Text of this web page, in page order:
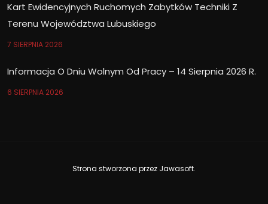
Kart Ewidencyjnych Ruchomych Zabytków Techniki Z
Terenu Województwa Lubuskiego
7 SIERPNIA 2026
Informacja O Dniu Wolnym Od Pracy – 14 Sierpnia 2026 R.
6 SIERPNIA 2026
Strona stworzona przez Jawasoft.